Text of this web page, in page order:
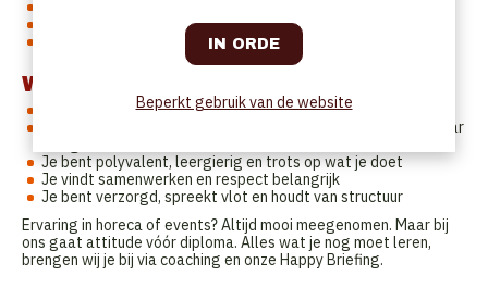
Actieve ondersteuning bij recepties, events en groepsdiners
Suggesties geven en enthousiast upsellen
Wat maakt jou een Happy Maker?
Jij straalt energie uit, ook op drukke momenten
Je vindt het normaal om mee te denken en bij te springen waar
Je bent polyvalent, leergierig en trots op wat je doet
Je vindt samenwerken en respect belangrijk
Je bent verzorgd, spreekt vlot en houdt van structuur
Ervaring in horeca of events? Altijd mooi meegenomen. Maar bij
ons gaat attitude vóór diploma. Alles wat je nog moet leren,
brengen wij je bij via coaching en onze Happy Briefing.
Beperkt gebruik van de website